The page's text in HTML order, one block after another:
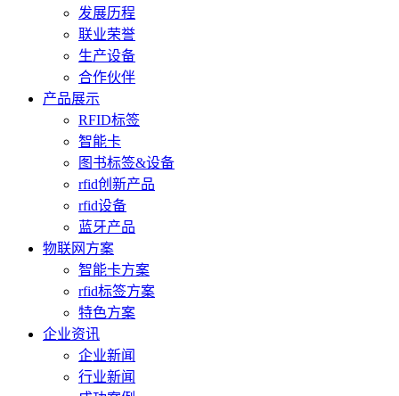
发展历程
联业荣誉
生产设备
合作伙伴
产品展示
RFID标签
智能卡
图书标签&设备
rfid创新产品
rfid设备
蓝牙产品
物联网方案
智能卡方案
rfid标签方案
特色方案
企业资讯
企业新闻
行业新闻